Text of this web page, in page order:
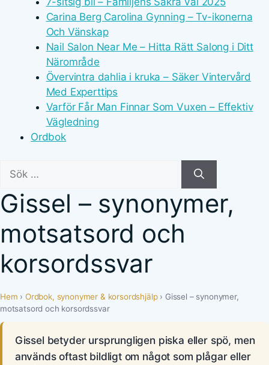
Carina Berg Carolina Gynning – Tv-ikonerna
Och Vänskap
Nail Salon Near Me – Hitta Rätt Salong i Ditt
Närområde
Övervintra dahlia i kruka – Säker Vintervård
Med Experttips
Varför Får Man Finnar Som Vuxen – Effektiv
Vägledning
Ordbok
efter:
Gissel – synonymer,
motsatsord och
korsordssvar
Hem › Ordbok, synonymer & korsordshjälp› Gissel – synonymer,
motsatsord och korsordssvar
Gissel betyder ursprungligen piska eller spö, men
används oftast bildligt om något som plågar eller